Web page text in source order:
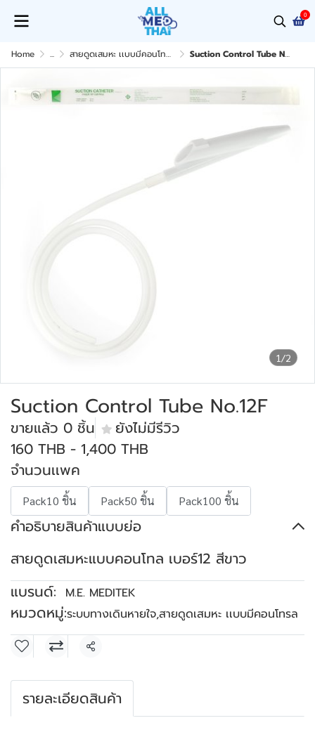
0
Home ... สายดูดเสมหะ เเบบมีคอนโทรล Suction Control Tube No.12F
1/2
Suction Control Tube No.12F
ขายแล้ว 0 ชิ้น
ยังไม่มีรีวิว
160 THB - 1,400 THB
จำนวนเเพค
Pack10 ชิ้น Pack50 ชิ้น Pack100 ชิ้น
คำอธิบายสินค้าแบบย่อ
สายดูดเสมหะแบบคอนโทล เบอร์12 สีขาว
แบรนด์:
M.E. MEDITEK
หมวดหมู่:ระบบทางเดินหายใจ,สายดูดเสมหะ เเบบมีคอนโทรล
แชร์
รายละเอียดสินค้า